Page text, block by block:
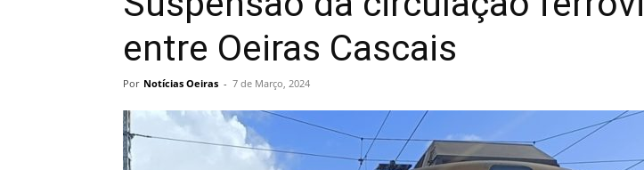
entre Oeiras Cascais
Por Notícias Oeiras - 7 de Março, 2024